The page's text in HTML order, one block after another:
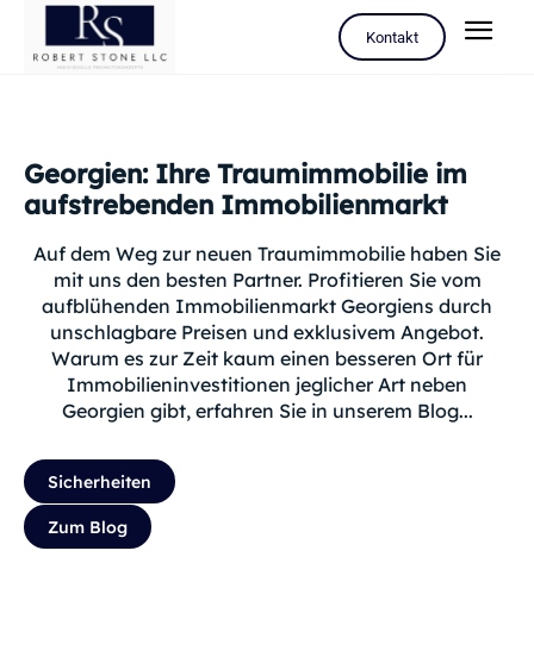
Kontakt
Georgien: Ihre Traumimmobilie im
aufstrebenden Immobilienmarkt
Auf dem Weg zur neuen Traumimmobilie haben Sie
mit uns den besten Partner. Profitieren Sie vom
aufblühenden Immobilienmarkt Georgiens durch
unschlagbare Preisen und exklusivem Angebot.
Warum es zur Zeit kaum einen besseren Ort für
Immobilieninvestitionen jeglicher Art neben
Georgien gibt, erfahren Sie in unserem Blog...
Sicherheiten
Zum Blog